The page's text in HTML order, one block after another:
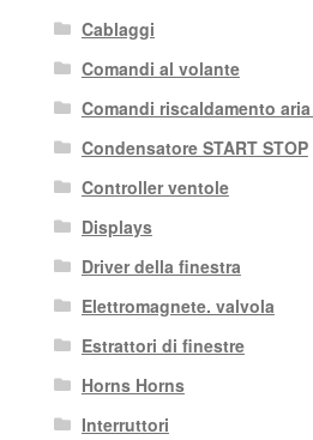
Cablaggi
Comandi al volante
Comandi riscaldamento
Condensatore START STOP
Controller ventole
Displays
Driver della finestra
Elettromagnete. valvola
Estrattori di finestre
Horns Horns
Interruttori